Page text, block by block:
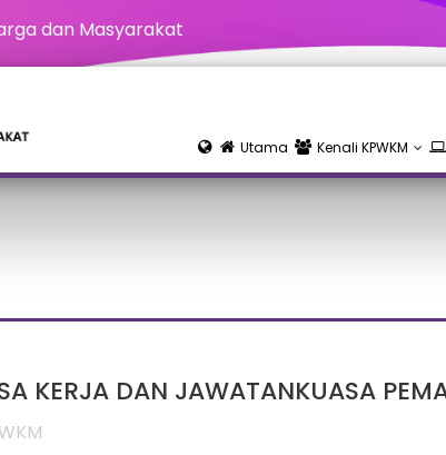
dan Masyarakat
Utama Kenali KPWKM
KERJA DAN JAWATANKUASA